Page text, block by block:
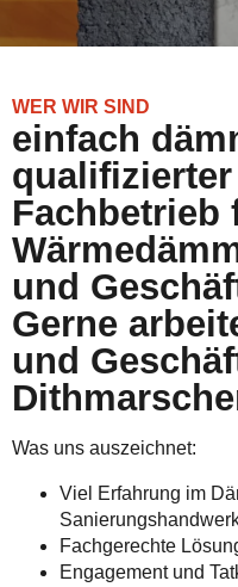
WER WIR SIND
einfach
Fachbetrieb
und
Gerne
und
Was uns auszeichnet:
Viel Erfahrung im
Fachgerechte
Engagement und